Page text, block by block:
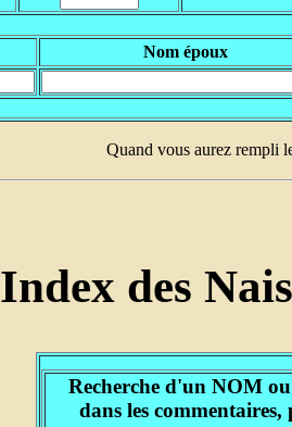
Nom époux
Quand vous aurez rempli
Index des
Recherche d'un NOM
dans les commentaires,